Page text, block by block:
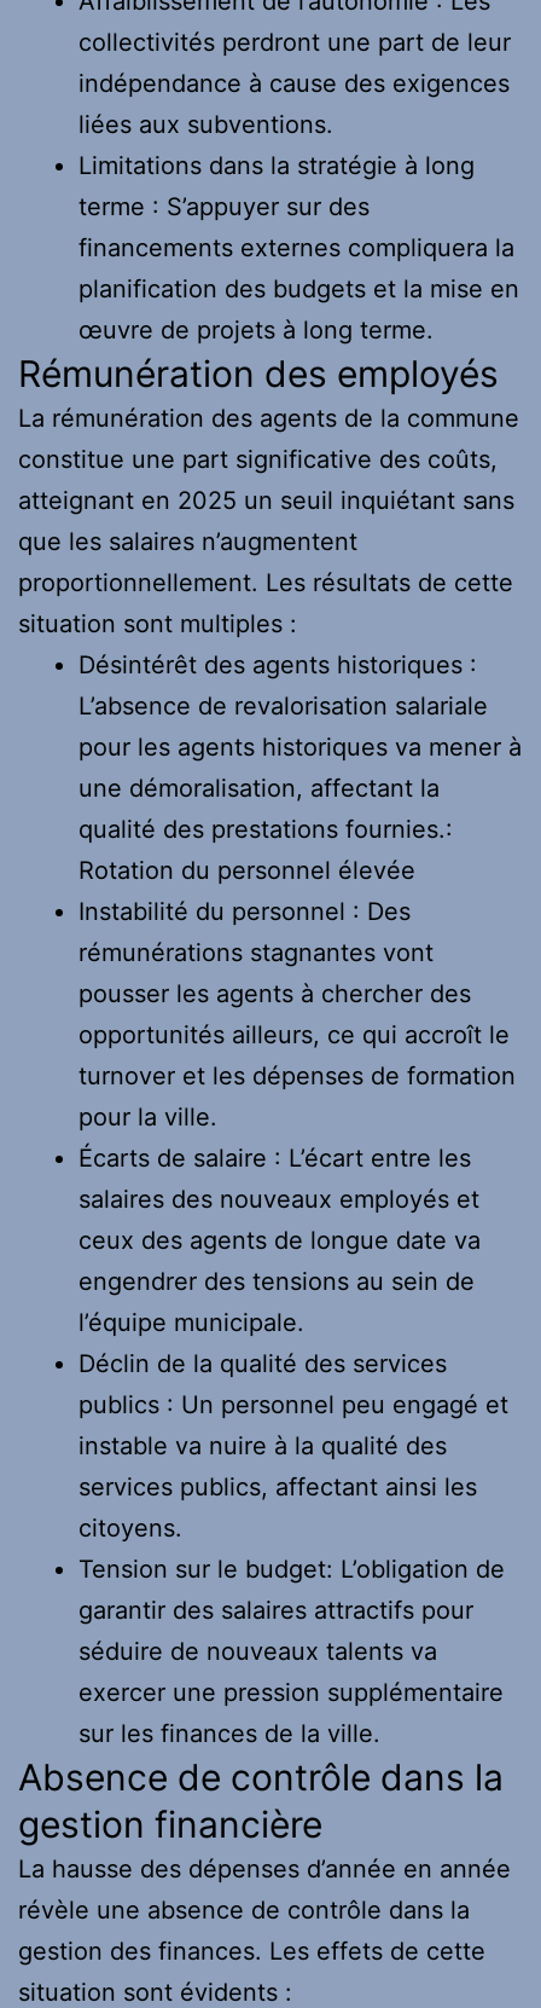
collectivités perdront une part de leur
indépendance à cause des exigences
liées aux subventions.
Limitations dans la stratégie à long
terme : S’appuyer sur des
financements externes compliquera la
planification des budgets et la mise en
œuvre de projets à long terme.
Rémunération des employés
La rémunération des agents de la commune
constitue une part significative des coûts,
atteignant en 2025 un seuil inquiétant sans
que les salaires n’augmentent
proportionnellement. Les résultats de cette
situation sont multiples :
Désintérêt des agents historiques :
L’absence de revalorisation salariale
pour les agents historiques va mener à
une démoralisation, affectant la
qualité des prestations fournies.:
Rotation du personnel élevée
Instabilité du personnel : Des
rémunérations stagnantes vont
pousser les agents à chercher des
opportunités ailleurs, ce qui accroît le
turnover et les dépenses de formation
pour la ville.
Écarts de salaire : L’écart entre les
salaires des nouveaux employés et
ceux des agents de longue date va
engendrer des tensions au sein de
l’équipe municipale.
Déclin de la qualité des services
publics : Un personnel peu engagé et
instable va nuire à la qualité des
services publics, affectant ainsi les
citoyens.
Tension sur le budget: L’obligation de
garantir des salaires attractifs pour
séduire de nouveaux talents va
exercer une pression supplémentaire
sur les finances de la ville.
Absence de contrôle dans la
gestion financière
La hausse des dépenses d’année en année
révèle une absence de contrôle dans la
gestion des finances. Les effets de cette
situation sont évidents :